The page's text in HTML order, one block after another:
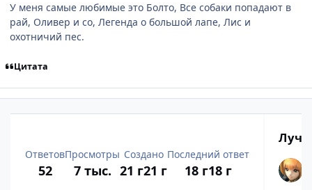
У меня самые любимые это Болто, Все собаки попадают в
рай, Оливер и со, Легенда о большой лапе, Лис и
охотничий пес.
Цитата
Ответов
52
Просмотры
7 тыс.
Создано
21 г21 г
Последний ответ
18 г18 г